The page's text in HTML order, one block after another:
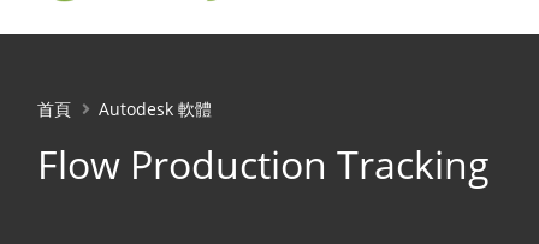
Flow Production Tracking
首頁 Autodesk 軟體